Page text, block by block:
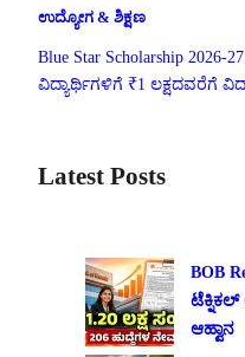
ಉದ್ಯೋಗ & ಶಿಕ್ಷಣ
Blue Star Scholarship
ವಿದ್ಯಾರ್ಥಿಗಳಿಗೆ ₹1 ಲಕ್ಷದವರೆಗೆ
Latest Posts
BOB
ಆಹ್ವಾನ